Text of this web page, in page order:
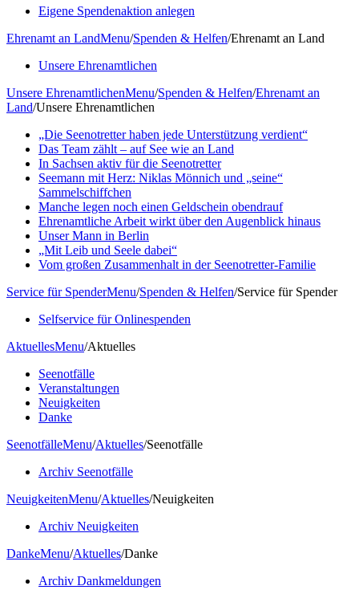
Eigene Spendenaktion anlegen
Ehrenamt an LandMenu/Spenden & Helfen/Ehrenamt an Land
Unsere Ehrenamtlichen
Unsere EhrenamtlichenMenu/Spenden & Helfen/Ehrenamt an
Land/Unsere Ehrenamtlichen
„Die Seenotretter haben jede Unterstützung verdient“
Das Team zählt – auf See wie an Land
In Sachsen aktiv für die Seenotretter
Seemann mit Herz: Niklas Mönnich und „seine“
Sammelschiffchen
Manche legen noch einen Geldschein obendrauf
Ehrenamtliche Arbeit wirkt über den Augenblick hinaus
Unser Mann in Berlin
„Mit Leib und Seele dabei“
Vom großen Zusammenhalt in der Seenotretter-Familie
Service für SpenderMenu/Spenden & Helfen/Service für Spender
Selfservice für Onlinespenden
AktuellesMenu/Aktuelles
Seenotfälle
Veranstaltungen
Neuigkeiten
Danke
SeenotfälleMenu/Aktuelles/Seenotfälle
Archiv Seenotfälle
NeuigkeitenMenu/Aktuelles/Neuigkeiten
Archiv Neuigkeiten
DankeMenu/Aktuelles/Danke
Archiv Dankmeldungen